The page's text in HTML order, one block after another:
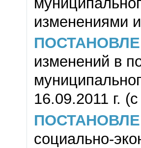
изменениями
изменений в
16.09.2011 г.
социально-